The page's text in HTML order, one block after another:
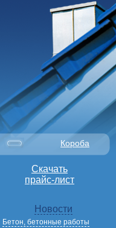
Короба
Скачать
прайс-лист
Новости
Бетон, бетонные работы